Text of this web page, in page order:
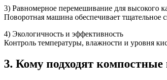
3) Равномерное перемешивание для высокого
Поворотная машина обеспечивает тщательное
4) Экологичность и эффективность
Контроль температуры, влажности и уровня
3. Кому подходят